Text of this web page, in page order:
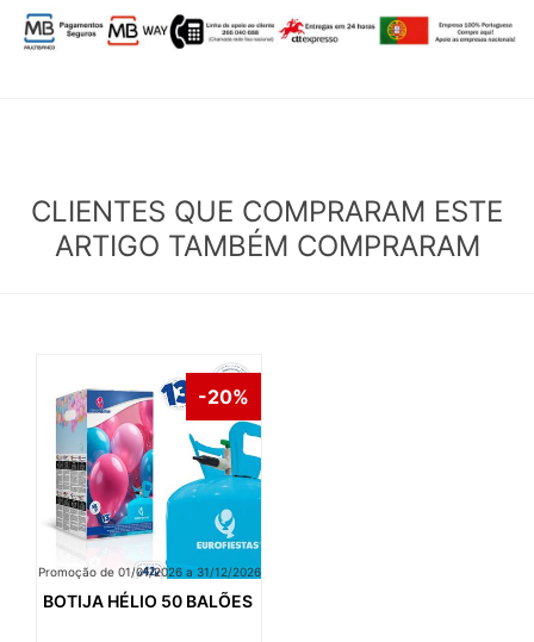
CLIENTES QUE COMPRARAM ESTE
ARTIGO TAMBÉM COMPRARAM
-20%
Promoção de 01/01/2026 a 31/12/2026
BOTIJA HÉLIO 50 BALÕES